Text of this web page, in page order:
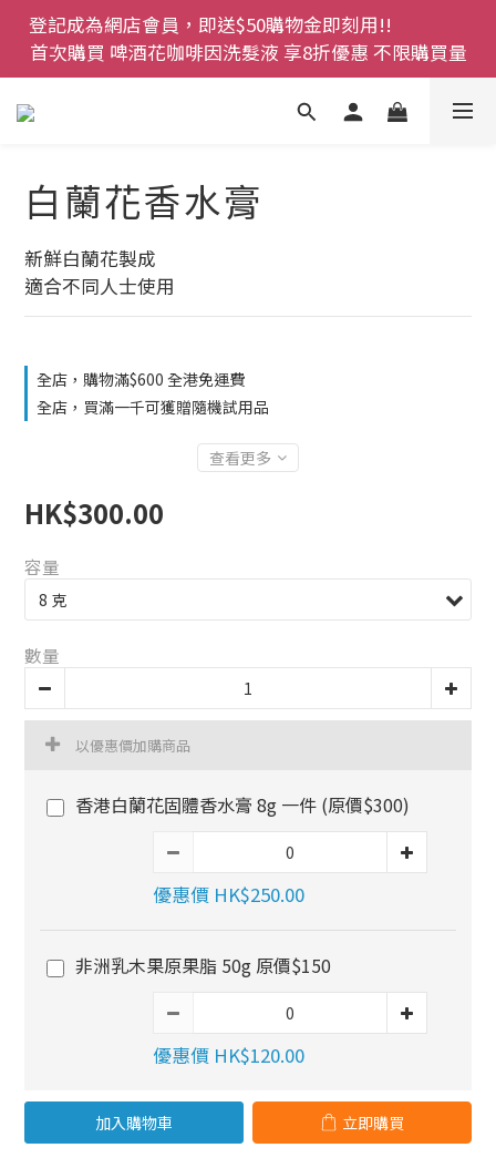
登記成為網店會員，即送$50購物金即刻用!!
首次購買 啤酒花咖啡因洗髮液 享8折優惠 不限購買量
登記成為網店會員，即送$50購物金即刻用!!
首次購買 啤酒花咖啡因洗髮液 享8折優惠 不限購買量
網店會員一年內累積消費 $4500 即刻變身 VIP 全年正
價貨 85 折，幫朋友買大家一齊抵 !!
今期優惠!! 濕疹救星 濕疹專用噴霧 買一枝送一件 50克
裝 濕疹舒敏膏   幼兒適用
登記成為網店會員，即送$50購物金即刻用!!
首次購買 啤酒花咖啡因洗髮液 享8折優惠 不限購買量
白蘭花香水膏
新鮮白蘭花製成
適合不同人士使用
全店，購物滿$600 全港免運費
全店，買滿一千可獲贈隨機試用品
查看更多
HK$300.00
容量
數量
以優惠價加購商品
香港白蘭花固體香水膏 8g 一件 (原價$300)
優惠價 HK$250.00
非洲乳木果原果脂 50g 原價$150
優惠價 HK$120.00
加入購物車 立即購買